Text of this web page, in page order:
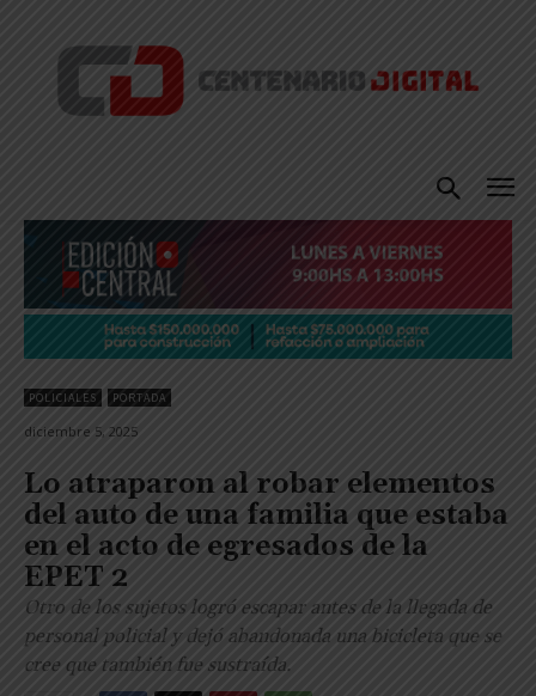
POLICIALES PORTADA
diciembre 5, 2025
Lo atraparon al robar elementos
del auto de una familia que estaba
en el acto de egresados de la
EPET 2
Otro de los sujetos logró escapar antes de la llegada de
personal policial y dejó abandonada una bicicleta que se
cree que también fue sustraída.